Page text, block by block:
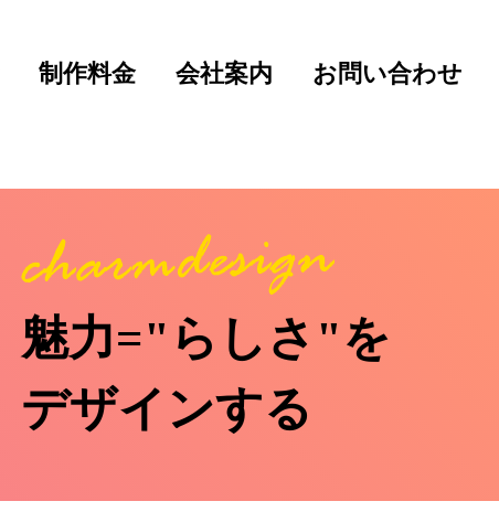
制作料金 会社案内 お問い合わせ
魅力="らしさ"を
デザインする